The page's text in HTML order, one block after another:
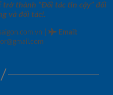
trở thành “Đối tác tin cậy” đối
và đối tác!.
Email :